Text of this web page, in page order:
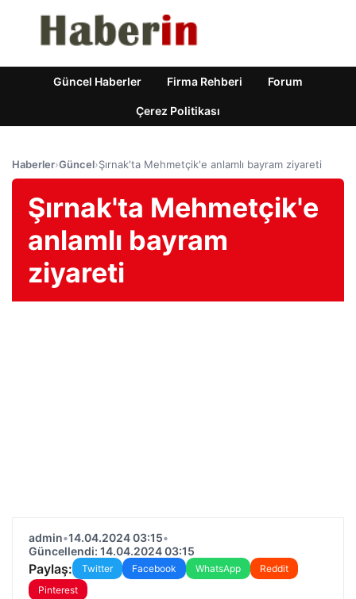
Güncel Haberler Firma Rehberi Forum
Çerez Politikası
Haberler›Güncel›Şırnak'ta Mehmetçik'e anlamlı bayram ziyareti
Şırnak'ta Mehmetçik'e
anlamlı bayram
ziyareti
admin•14.04.2024 03:15•
Güncellendi: 14.04.2024 03:15
Paylaş: Twitter Facebook WhatsApp
Reddit
Pinterest